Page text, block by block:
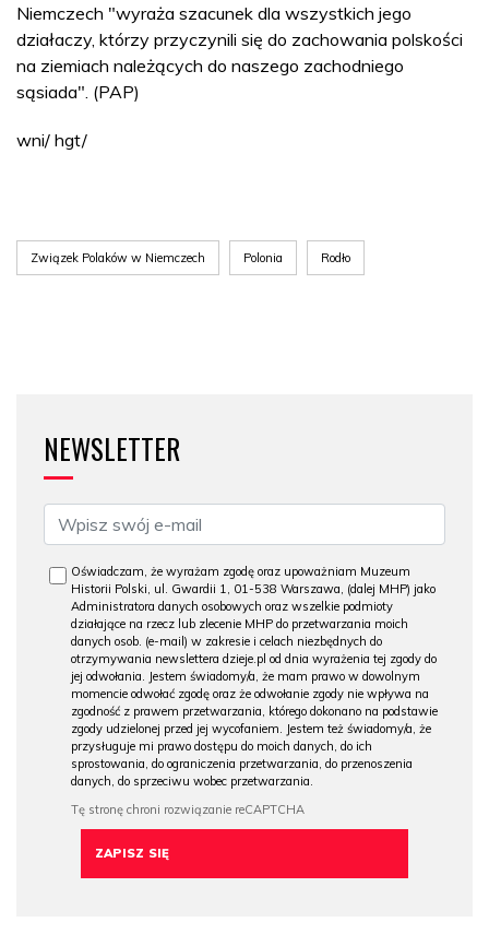
Niemczech "wyraża szacunek dla wszystkich jego
działaczy, którzy przyczynili się do zachowania polskości
na ziemiach należących do naszego zachodniego
sąsiada". (PAP)
wni/ hgt/
Związek Polaków w Niemczech Polonia Rodło
NEWSLETTER
Oświadczam, że wyrażam zgodę oraz upoważniam Muzeum
Historii Polski, ul. Gwardii 1, 01-538 Warszawa, (dalej MHP) jako
Administratora danych osobowych oraz wszelkie podmioty
działające na rzecz lub zlecenie MHP do przetwarzania moich
danych osob. (e-mail) w zakresie i celach niezbędnych do
otrzymywania newslettera dzieje.pl od dnia wyrażenia tej zgody do
jej odwołania. Jestem świadomy/a, że mam prawo w dowolnym
momencie odwołać zgodę oraz że odwołanie zgody nie wpływa na
zgodność z prawem przetwarzania, którego dokonano na podstawie
zgody udzielonej przed jej wycofaniem. Jestem też świadomy/a, że
przysługuje mi prawo dostępu do moich danych, do ich
sprostowania, do ograniczenia przetwarzania, do przenoszenia
danych, do sprzeciwu wobec przetwarzania.